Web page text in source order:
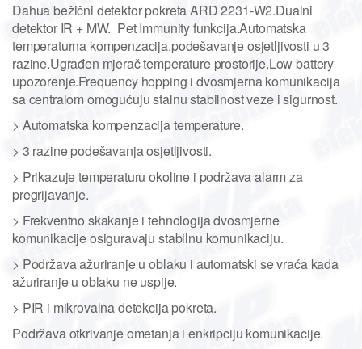
Dahua bežični detektor pokreta ARD 2231-W2.Dualni
detektor IR + MW. Pet Immunity funkcija.Automatska
temperaturna kompenzacija.podešavanje osjetljivosti u 3
razine.Ugrađen mjerač temperature prostorije.Low battery
upozorenje.Frequency hopping i dvosmjerna komunikacija
sa centralom omogućuju stalnu stabilnost veze i sigurnost.
> Automatska kompenzacija temperature.
> 3 razine podešavanja osjetljivosti.
> Prikazuje temperaturu okoline i podržava alarm za
pregrijavanje.
> Frekventno skakanje i tehnologija dvosmjerne
komunikacije osiguravaju stabilnu komunikaciju.
> Podržava ažuriranje u oblaku i automatski se vraća kada
ažuriranje u oblaku ne uspije.
> PIR i mikrovalna detekcija pokreta.
Podržava otkrivanje ometanja i enkripciju komunikacije.